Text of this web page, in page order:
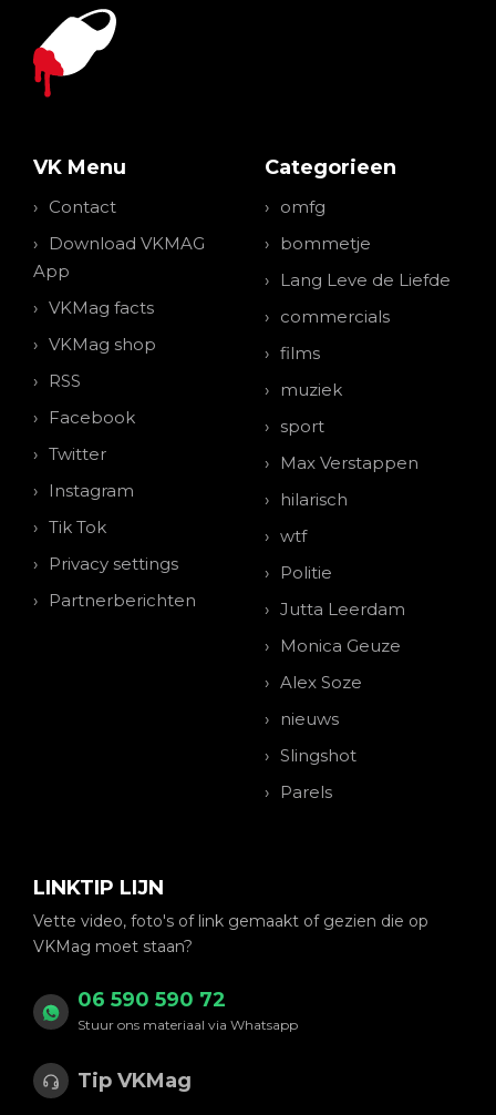
VK Menu
Contact
Download VKMAG
App
VKMag facts
VKMag shop
RSS
Facebook
Twitter
Instagram
Tik Tok
Privacy settings
Partnerberichten
Categorieen
omfg
bommetje
Lang Leve de Liefde
commercials
films
muziek
sport
Max Verstappen
hilarisch
wtf
Politie
Jutta Leerdam
Monica Geuze
Alex Soze
nieuws
Slingshot
Parels
LINKTIP LIJN
Vette video, foto's of link gemaakt of gezien die op
VKMag moet staan?
06 590 590 72
Stuur ons materiaal via Whatsapp
Tip VKMag